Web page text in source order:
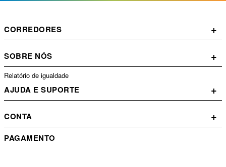
CORREDORES +
SOBRE NÓS +
Relatório de igualdade
AJUDA E SUPORTE +
CONTA +
PAGAMENTO